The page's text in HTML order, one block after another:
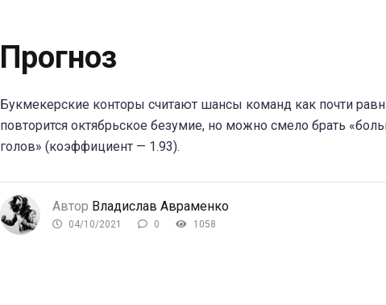
Прогноз
Букмекерские конторы считают шансы команд как почти
повторится октябрьское безумие, но можно смело брать
голов» (коэффициент — 1.93).
Автор Владислав Авраменко
04/10/2021 0 1058